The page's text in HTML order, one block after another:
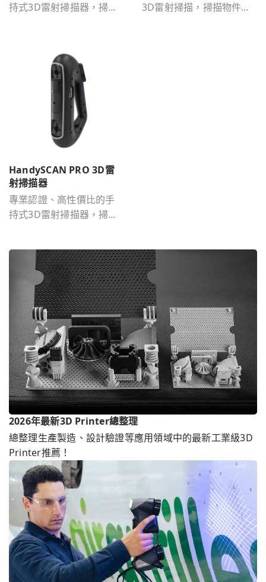
持式3D雷射掃描器，掃描
3D雷射掃描，掃描物件尺
HandySCAN PRO 3D雷
射掃描器
專業認證、高性價比的手
持式3D雷射掃描器，掃描
2026年最新3D Printer總整理
總整理生產製造、設計驗證等應用領域中的最新工業級3D
Printer推薦！